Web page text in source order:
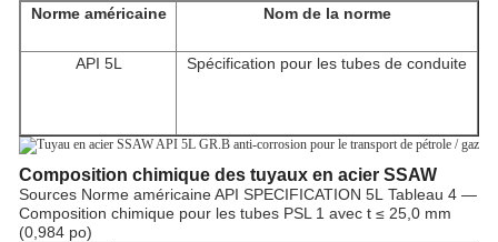
Norme américaine
Nom de la norme
API 5L Spécification pour les tubes de conduite
Composition chimique des tuyaux en acier SSAW
Sources Norme américaine API SPECIFICATION 5L Tableau 4 —
Composition chimique pour les tubes PSL 1 avec t ≤ 25,0 mm
(0,984 po)